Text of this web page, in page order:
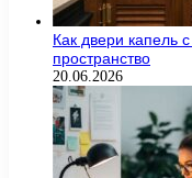
Как двери капель
пространство
20.06.2026